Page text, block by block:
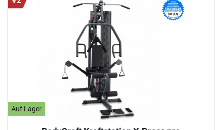
Auf Lager